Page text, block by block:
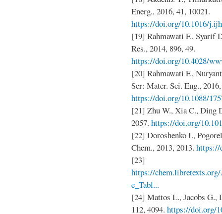
Energ., 2016, 41, 10021.
https://doi.org/10.1016/
[19] Rahmawati F., Syarif
Res., 2014, 896, 49.
https://doi.org/10.4028/
[20] Rahmawati F.,
Ser: Mater. Sci. Eng.,
https://doi.org/10.1088/
[21] Zhu W., Xia C., Ding
2057. https://doi.org/
[22] Doroshenko I.,
Chem., 2013, 2013. https://
[23]
https://
e_Tabl...
[24] Mattos L., Jacobs G.,
112, 4094. https://doi.org/